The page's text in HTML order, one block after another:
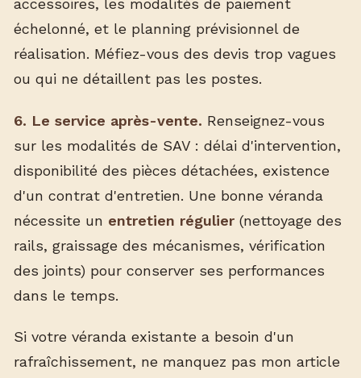
accessoires, les modalités de paiement
échelonné, et le planning prévisionnel de
réalisation. Méfiez-vous des devis trop vagues
ou qui ne détaillent pas les postes.
6. Le service après-vente. Renseignez-vous
sur les modalités de SAV : délai d'intervention,
disponibilité des pièces détachées, existence
d'un contrat d'entretien. Une bonne véranda
nécessite un entretien régulier (nettoyage des
rails, graissage des mécanismes, vérification
des joints) pour conserver ses performances
dans le temps.
Si votre véranda existante a besoin d'un
rafraîchissement, ne manquez pas mon article